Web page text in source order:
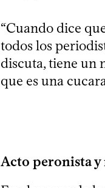
“Cuando dice
todos los
discuta, tiene un
que es una
Acto peronista